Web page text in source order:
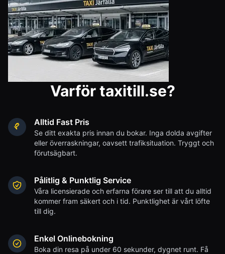
Varför taxitill.se?
Alltid Fast Pris
Se ditt exakta pris innan du bokar. Inga dolda avgifter
eller överraskningar, oavsett trafiksituation. Tryggt och
förutsägbart.
Pålitlig & Punktlig Service
Våra licensierade och erfarna förare ser till att du alltid
kommer fram säkert och i tid. Punktlighet är vårt löfte
till dig.
Enkel Onlinebokning
Boka din resa på under 60 sekunder, dygnet runt. Få